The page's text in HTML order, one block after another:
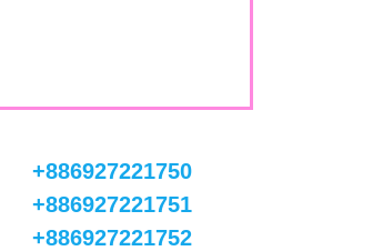
+886927221750
+886927221751
+886927221752